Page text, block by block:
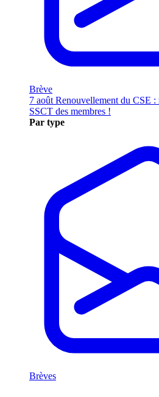
Brève
7 août Renouvellement du CSE
SSCT des membres !
Par type
Brèves